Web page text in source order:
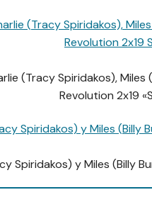
(Tracy Spiridakos),
Revolution 2x19
Spiridakos) yMiles (Billy